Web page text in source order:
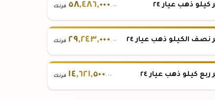
ذهب عيار ٢٤ ٥٨,٤٨٦,٠٠٠.٠٠ فرنك
الكيلو ذهب عيار ٢٤ ٢٩,٢٤٣,٠٠٠.٠٠ فرنك
كيلو ذهب عيار ٢٤ ١٤,٦٢١,٥٠٠.٠٠ فرنك